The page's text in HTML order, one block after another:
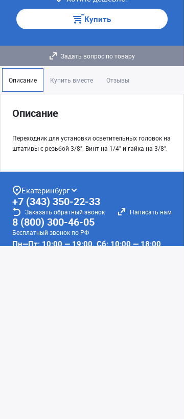
Купить
Задать вопрос по товару
Описание Купить вместе Отзывы
Описание
Переходник для установки осветительных головок на
штативы с резьбой 3/8". Винт на 1/4" и гайка на 3/8".
Екатеринбург
+7 (343) 350-22-33
Заказать обратный звонок Написать нам
8 (800) 300-46-05
Бесплатный звонок по РФ
Пн—Пт: 10:00 — 19:00. Сб: 10:00 — 18:00